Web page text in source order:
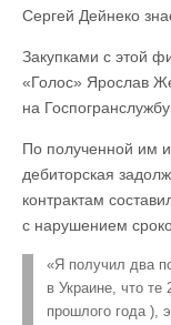
Сергей Дейнеко
Закупками с этой
«Голос» Ярослав
на
По полученной им
дебиторская
контрактам
с нарушением
«Я получил два
в Украине, что те
прошлого года ),